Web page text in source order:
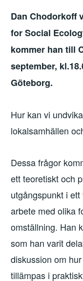
Dan Chodorkoff
for Social
kommer han till
september,
Göteborg.
Hur kan vi
lokalsamhällen
Dessa frågor
ett teoretiskt och
utgångspunkt i
arbete med olika
omställning. Han
som han varit
diskussion om
tillämpas i